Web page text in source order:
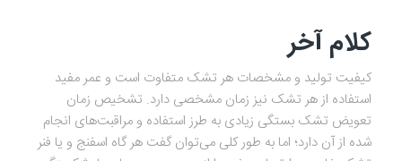
کلام آخر
کیفیت تولید و مشخصات هر تشک متفاوت است و عمر مفید
استفاده از هر تشک نیز زمان مشخصی دارد. تشخیص زمان
تعویض تشک بستگی زیادی به طرز استفاده و مراقبت‌های انجام
شده از آن دارد؛ اما به طور کلی می‌توان گفت هر گاه اسفنج و یا فنر